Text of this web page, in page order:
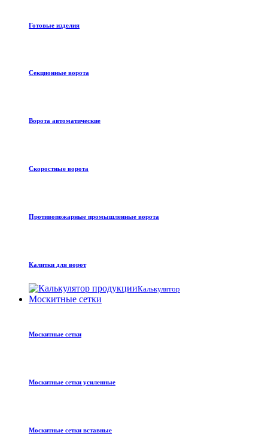
Готовые изделия
Секционные ворота
Ворота автоматические
Скоростные ворота
Противопожарные промышленные ворота
Калитки для ворот
Калькулятор
Москитные сетки
Москитные сетки
Москитные сетки усиленные
Москитные сетки вставные